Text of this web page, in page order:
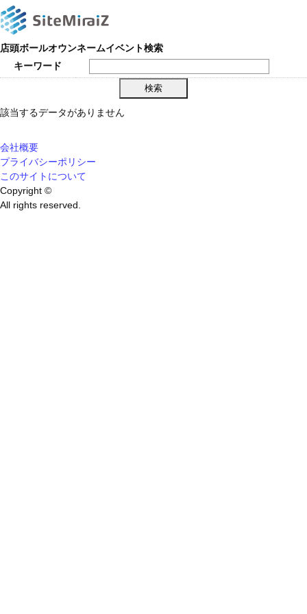
店頭ボールオウンネームイベント検索
キーワード
該当するデータがありません
会社概要
プライバシーポリシー
このサイトについて
Copyright ©
All rights reserved.